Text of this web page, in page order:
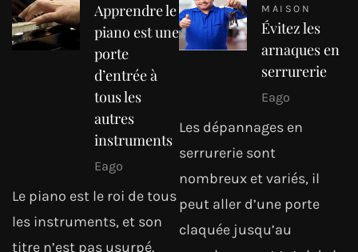
Apprendre le
piano est une
porte
d’entrée à
tous les
autres
instruments
Eago
Le piano est le roi de tous
les instruments, et son
titre n’est pas usurpé.
MAISON
Évitez les
arnaques en
serrurerie
Eago
Les dépannages en
serrurerie sont
nombreux et variés, il
peut aller d’une porte
claquée jusqu’au